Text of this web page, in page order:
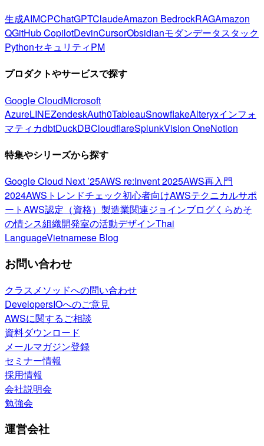
生成AIMCPChatGPTClaudeAmazon BedrockRAGAmazon
QGitHub CopilotDevinCursorObsidianモダンデータスタック
PythonセキュリティPM
プロダクトやサービスで探す
Google CloudMicrosoft
AzureLINEZendeskAuth0TableauSnowflakeAlteryxインフォ
マティカdbtDuckDBCloudflareSplunkVision OneNotion
特集やシリーズから探す
Google Cloud Next ’25AWS re:Invent 2025AWS再入門
2024AWSトレンドチェック初心者向けAWSテクニカルサポ
ートAWS認定（資格） 製造業関連ジョインブログくらめそ
の情シス組織開発室の活動デザインThai
LanguageVietnamese Blog
お問い合わせ
クラスメソッドへの問い合わせ
DevelopersIOへのご意見
AWSに関するご相談
資料ダウンロード
メールマガジン登録
セミナー情報
採用情報
会社説明会
勉強会
運営会社